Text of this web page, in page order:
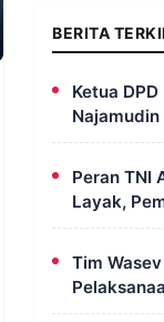
BERITA
Ketua
Najamudin
FERADI
Geopolitik
Peran TNI
Layak,
Dusun
Dikerjakan
Tim
– Papua